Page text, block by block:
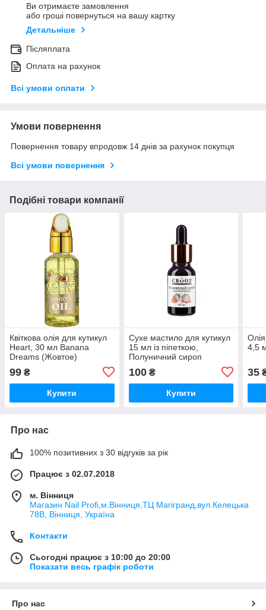
Ви отримаєте замовлення
або гроші повернуться на вашу картку
Детальніше
Післяплата
Оплата на рахунок
Всі умови оплати
Умови повернення
Повернення товару впродовж 14 днів за рахунок покупця
Всі умови повернення
Подібні товари компанії
Квіткова олія для кутикул
Heart, 30 мл Banana
Dreams (Жовтое)
99 ₴
Купити
Сухе мастило для кутикул
15 мл із піпеткою,
Полуничний сироп
100₴
Купити
4,5
35
Про нас
100% позитивних з 30 відгуків за рік
Працює з 02.07.2018
м. Вінниця
Магазин Nail Profi,м.Вінниця,ТЦ Магігранд,вул.Келецька
78В, Вінниця, Україна
Контакти
Сьогодні працює з 10:00 до 20:00
Показати весь графік роботи
Про нас